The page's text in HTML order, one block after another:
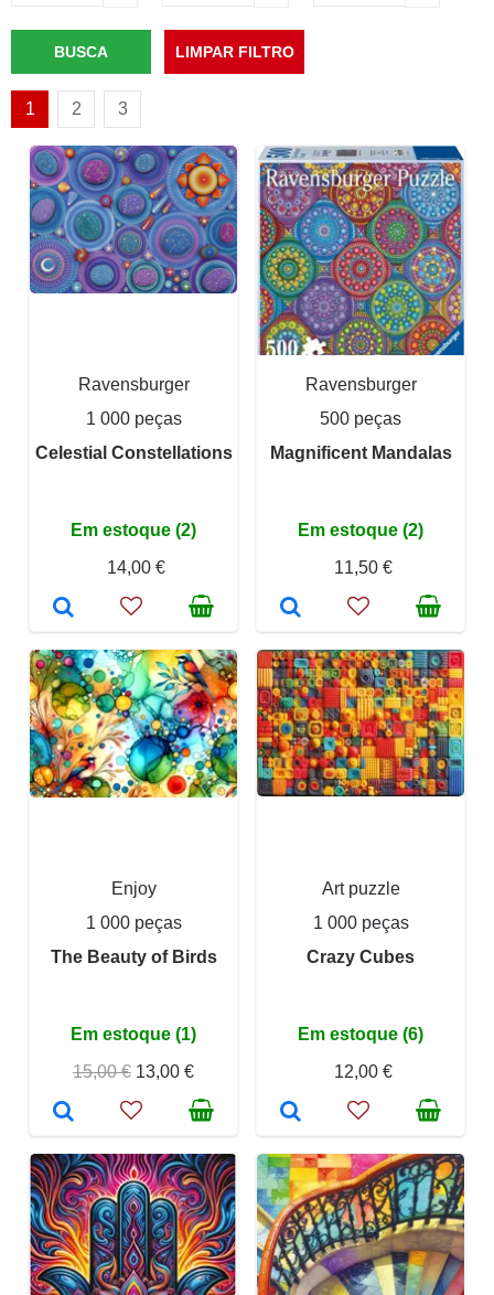
1 2 3
Ravensburger
1 000 peças
Celestial Constellations
Em estoque (2)
14,00 €
Ravensburger
500 peças
Magnificent Mandalas
Em estoque (2)
11,50 €
Enjoy
1 000 peças
The Beauty of Birds
Em estoque (1)
15,00 € 13,00 €
Art puzzle
1 000 peças
Crazy Cubes
Em estoque (6)
12,00 €